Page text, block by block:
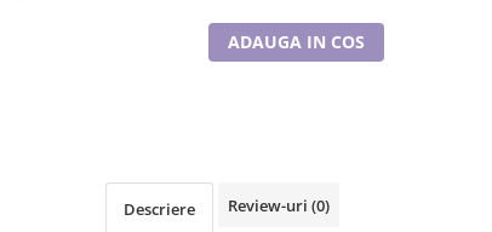
Tricouri de cuplu Valentine's Day
Cadouri Craciun
Cadouri pentru Mama
ADAUGA IN COS
Descriere Review-uri (0)